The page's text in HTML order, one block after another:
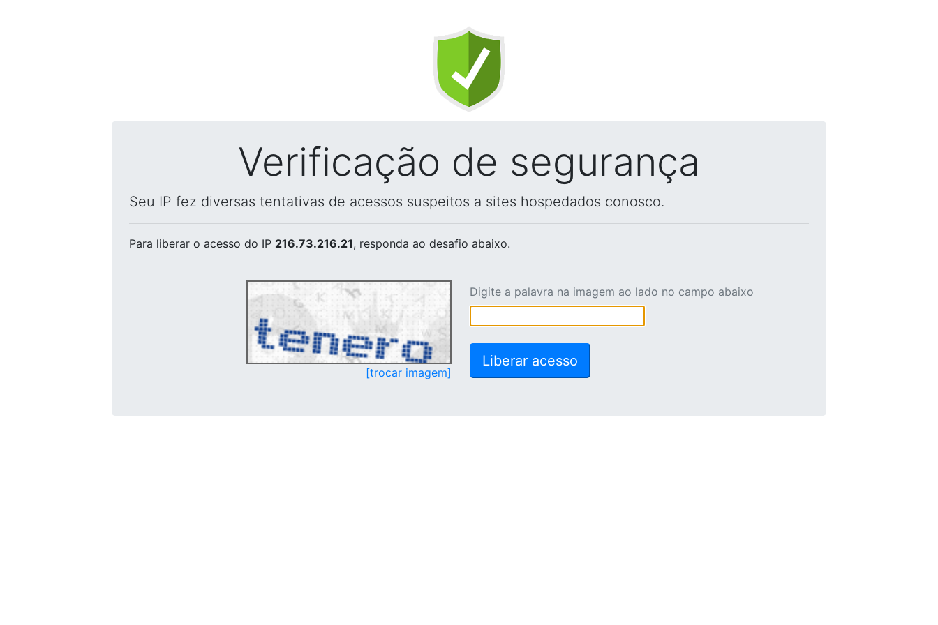
Verificação de segurança
Seu IP fez diversas tentativas de acessos suspeitos a sites hospedados conosco.
Para liberar o acesso do IP 216.73.216.21, responda ao desafio abaixo.
[trocar imagem]
Digite a palavra na imagem ao lado no campo abaixo